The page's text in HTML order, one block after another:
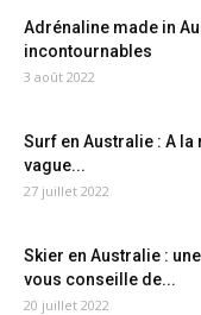
Adrénaline made in
incontournables
3 août 2022
Surf en Australie : A la
vague...
27 juillet 2022
Skier en Australie :
vous conseille de...
20 juillet 2022